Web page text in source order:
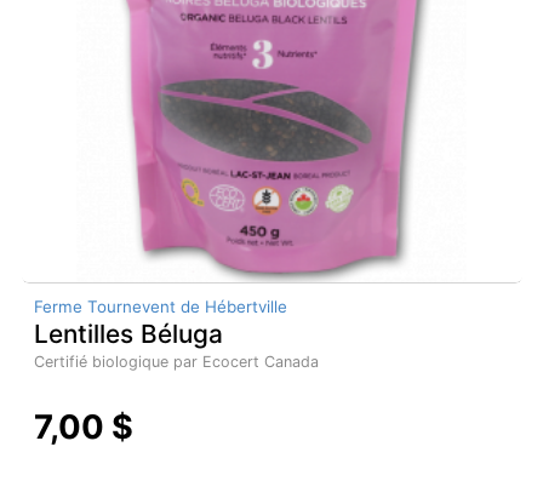
Ferme Tournevent de Hébertville
Lentilles Béluga
Certifié biologique par Ecocert Canada
7,00 $